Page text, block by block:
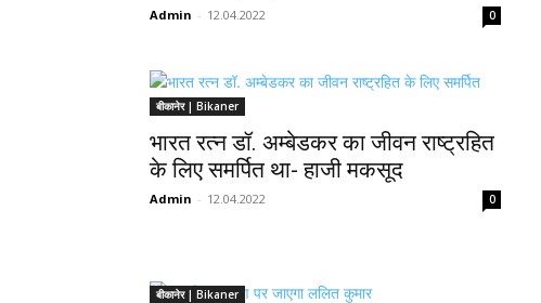
Admin - 12.04.2022 0
बीकानेर | Bikaner
भारत रत्न डॉ. अम्बेडकर का जीवन राष्ट्रहित
के लिए समर्पित था- हाजी मकसूद
Admin - 12.04.2022 0
बीकानेर | Bikaner